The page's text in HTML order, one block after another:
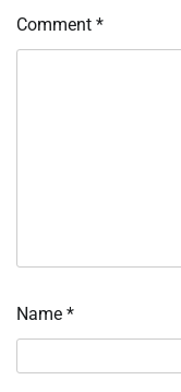
Comment *
Name *